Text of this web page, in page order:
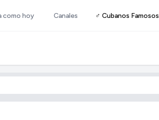
como hoy Canales ♂ Cubanos Famosos